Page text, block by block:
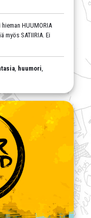
HUUMORIA
myös SATIIRIA. Ei
, huumori,